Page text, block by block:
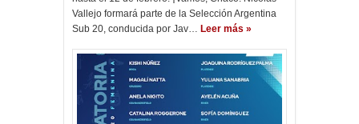
Vallejo formará parte de la Selección Argentina
Sub 20, conducida por Jav… Leer más »